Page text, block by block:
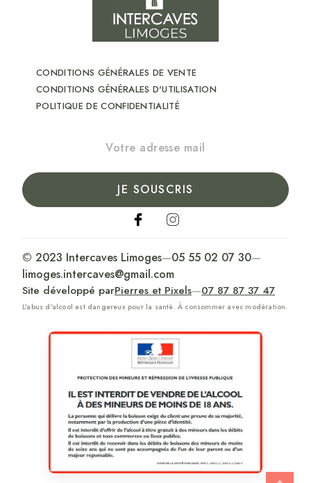
CONDITIONS GÉNÉRALES DE VENTE
CONDITIONS GÉNÉRALES D'UTILISATION
POLITIQUE DE CONFIDENTIALITÉ
JE SOUSCRIS
© 2023 Intercaves Limoges—05 55 02 07 30—
limoges.intercaves@gmail.com
Site développé parPierres et Pixels—07 87 87 37 47
L'abus d'alcool est dangereux pour la santé. À consommer avec modération.